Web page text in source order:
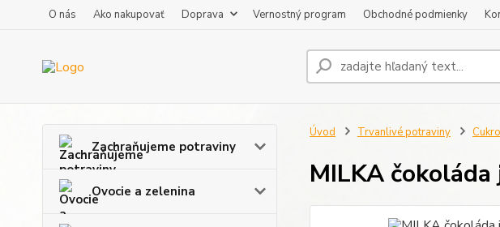
O nás Ako nakupovať Doprava Vernostný program Obchodné podmienky
Zachraňujeme potraviny
Ovocie a zelenina
Úvod Trvanlivé potraviny
MILKA